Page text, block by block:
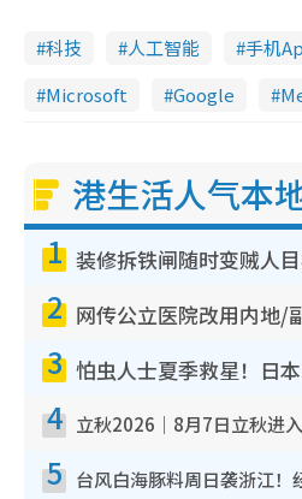
科技 人工智能 手机
Microsoft
Google
港生活人气本
1
2
3
4
5